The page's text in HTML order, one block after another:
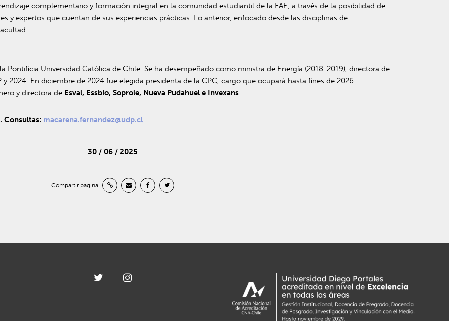
complementario y formación integral en la comunidad estudiantil de la FAE, a través de la posibilidad de
y expertos que cuentan de sus experiencias prácticas. Lo anterior, enfocado desde las disciplinas de
Pontificia Universidad Católica de Chile. Se ha desempeñado como ministra de Energía (2018-2019), directora de
2024. En diciembre de 2024 fue elegida presidenta de la CPC, cargo que ocupará hasta fines de 2026.
y directora de Esval, Essbio, Soprole, Nueva Pudahuel e Invexans.
Consultas: macarena.fernandez@udp.cl
30 / 06 / 2025
Compartir página